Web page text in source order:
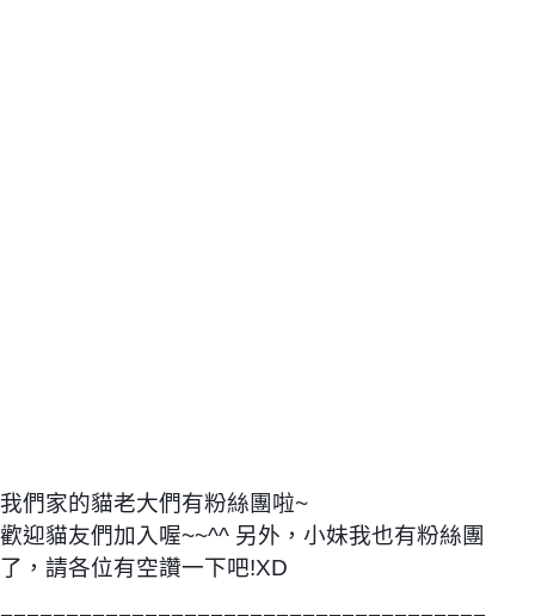
我們家的貓老大們有粉絲團啦~
歡迎貓友們加入喔~~^^ 另外，小妹我也有粉絲團
了，請各位有空讚一下吧!XD